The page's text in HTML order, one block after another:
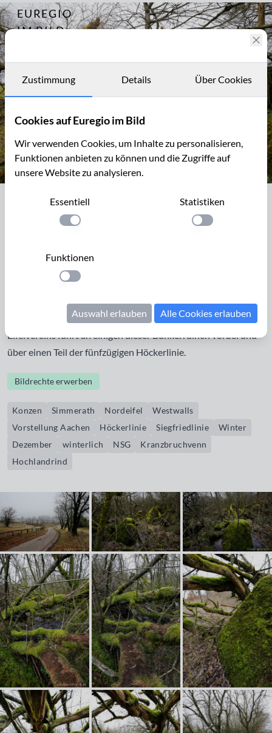
EUREGIO
IM BILD
Archiv
Kontakt
Archiv 11773
Im Kranzbruchvenn zwischen
Simmerath und Konzen
und südlich von Simmerath gab es ca. 30 Bunker, von denen
teilweise noch Reste in Form von flachen Hügeln in der
Landschaft erkennbar sind. Der Wanderweg 54 des
Eifelvereins führt an einigen dieser Bunkerruinen vorbei und
über einen Teil der fünfzügigen Höckerlinie.
Bildrechte erwerben
Konzen Simmerath Nordeifel
Westwalls
Vorstellung Aachen
Höckerlinie Siegfriedlinie
Winter
Dezember
winterlich NSG
Kranzbruchvenn
Hochlandrind
Zustimmung Details Über Cookies
Cookies auf Euregio im Bild
Wir verwenden Cookies, um Inhalte zu personalisieren,
Funktionen anbieten zu können und die Zugriffe auf
unsere Website zu analysieren.
Essentiell
Einstellung anwenden
Statistiken
Einstellung
Funktionen
Einstellung anwenden
Auswahl erlauben Alle Cookies erlauben